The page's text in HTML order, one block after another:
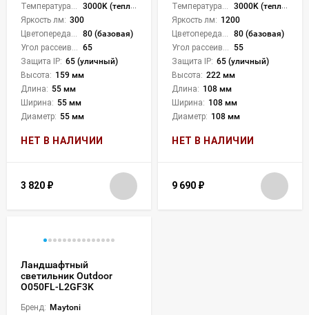
3000K (теплый)
Яркость лм: 300
80 (базовая)
65
Защита IP: 65 (уличный)
Высота: 159 мм
Длина: 55 мм
Ширина: 55 мм
Диаметр: 55 мм
НЕТ В НАЛИЧИИ
3 820 ₽
3000K (теплый)
Яркость лм: 1200
80 (базовая)
55
Защита IP: 65 (уличный)
Высота: 222 мм
Длина: 108 мм
Ширина: 108 мм
Диаметр: 108 мм
НЕТ В НАЛИЧИИ
9 690 ₽
Ландшафтный
светильник Outdoor
O050FL-L2GF3K
Бренд: Maytoni